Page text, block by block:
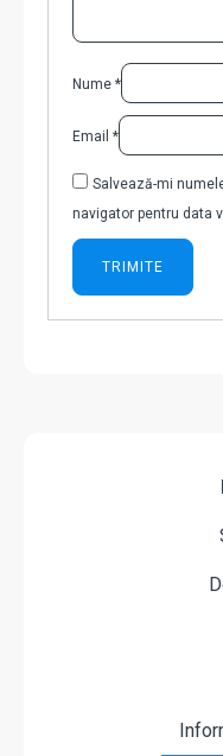
Nume *
Email *
Salvează-mi
navigator pentru data